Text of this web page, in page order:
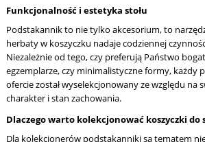
Funkcjonalność i estetyka stołu
Podstakannik to nie tylko akcesorium, to
herbaty w koszyczku nadaje codziennej
Niezależnie od tego, czy preferują Państwo
egzemplarze, czy minimalistyczne formy, każdy
ofercie został wyselekcjonowany ze względu na
charakter i stan zachowania.
Dlaczego warto kolekcjonować koszyczki do
Dla kolekcjonerów podstakanniki są tematem